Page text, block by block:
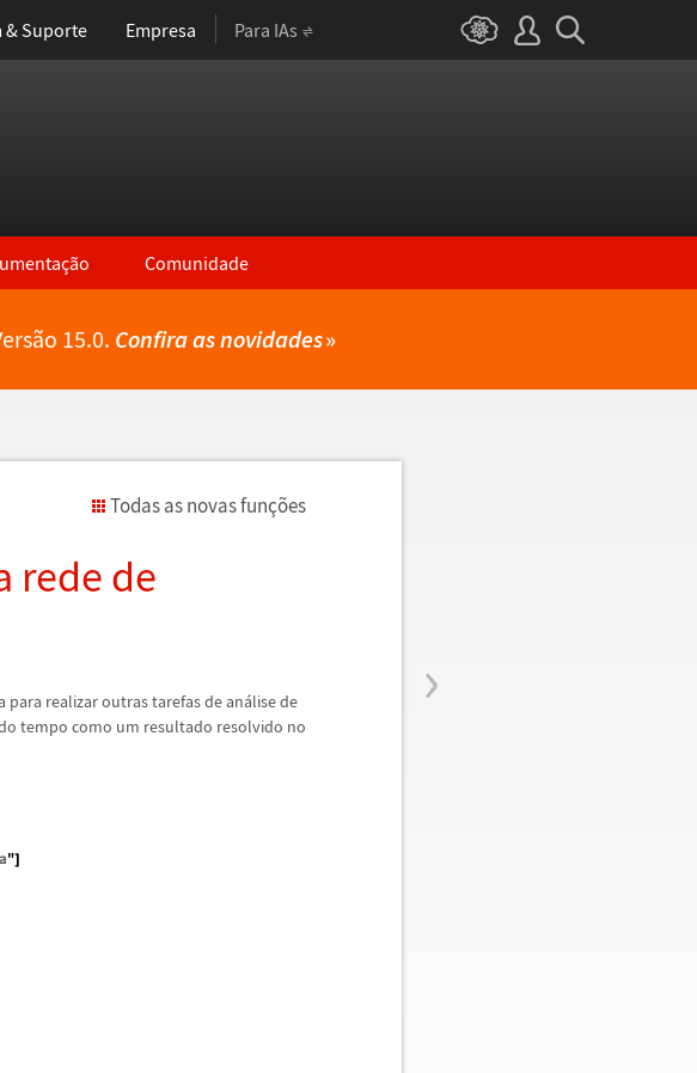
& Suporte Empresa Para IAs
Comunidade
15.0. Confira as novidades»
›
Todas as novas funções
rede de
realizar outras tarefas de análise de
tempo como um resultado resolvido no